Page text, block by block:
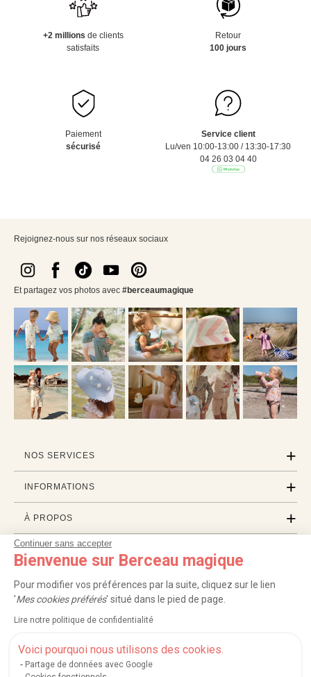
Continuer sans accepter
Bienvenue sur Berceau magique
Pour modifier vos préférences par la suite, cliquez sur le lien
'Mes cookies préférés' situé dans le pied de page.
Lire notre politique de confidentialité
Voici pourquoi nous utilisons des cookies.
Partage de données avec Google
+2 millions de clients
satisfaits
Retour
100 jours
Paiement
sécurisé
Service client
Lu/ven 10:00-13:00 / 13:30-17:30
04 26 03 04 40
Rejoignez-nous sur nos réseaux sociaux
Et partagez vos photos avec #berceaumagique
NOS SERVICES
INFORMATIONS
À PROPOS
PROFESSIONNELS
LISTES CADEAUX
Service après-vente| FAQ |Rappels de produits|Protection des données
Mentions légales et crédits Conditions générales de ventes